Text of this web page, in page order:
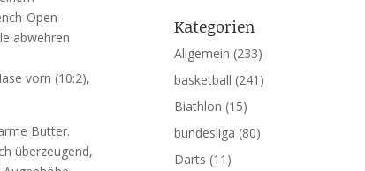
Open-
abwehren
vorn (10:2),
Butter.
überzeugend,
Kategorien
Allgemein (233)
basketball (241)
Biathlon (15)
bundesliga (80)
Darts (11)